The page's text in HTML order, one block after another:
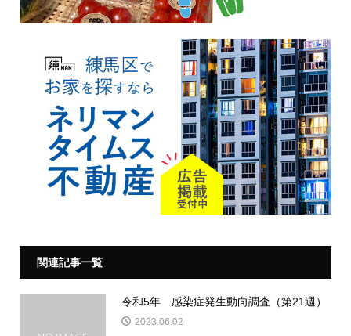
関連記事一覧
令和5年 感染症発生動向調査（第21週）
2023.06.02